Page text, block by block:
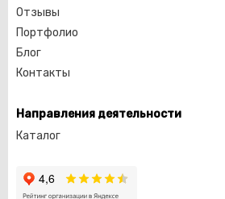
Отзывы
Портфолио
Блог
Контакты
Направления деятельности
Каталог